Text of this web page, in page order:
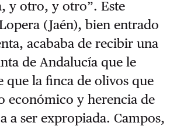
y otro, y otro”. Este
(Jaén), bien entrado
acababa de recibir una
de Andalucía que le
que la finca de olivos que
económico y herencia de
a ser expropiada. Campos,